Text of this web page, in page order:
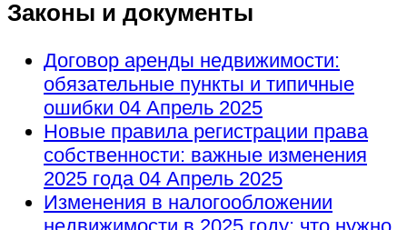
Законы и документы
Договор аренды недвижимости:
обязательные пункты и типичные
ошибки 04 Апрель 2025
Новые правила регистрации права
собственности: важные изменения
2025 года 04 Апрель 2025
Изменения в налогообложении